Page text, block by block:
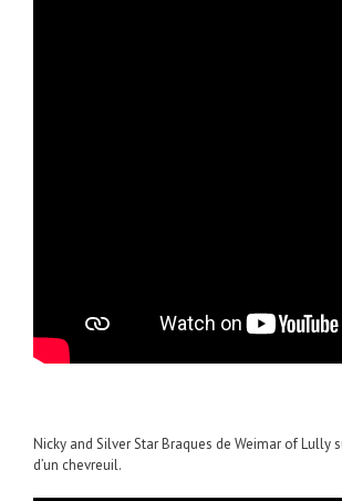
Nicky and Silver Star Braques de Weimar of Lully
d’un chevreuil.